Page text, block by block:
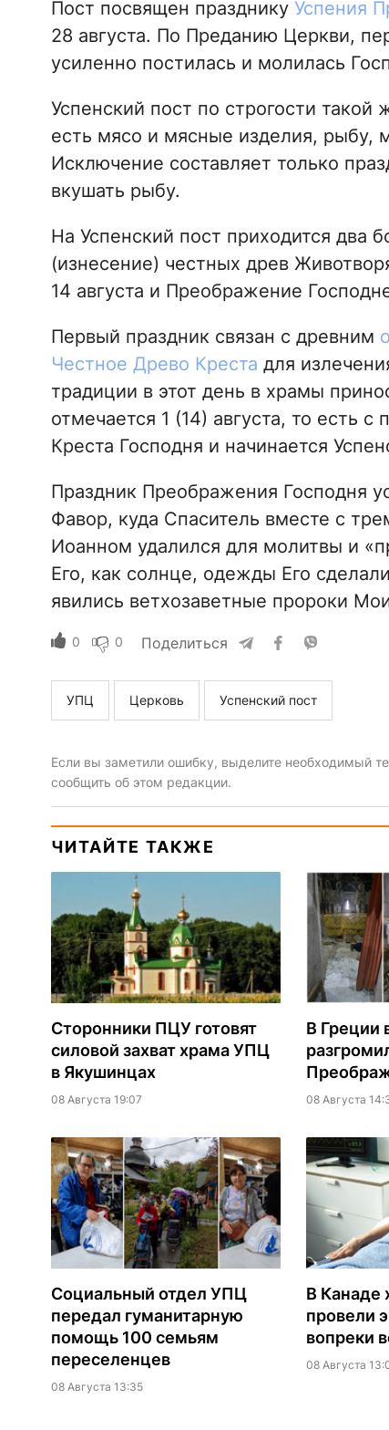
Пост посвящен празднику Успения
28 августа. По Преданию Церкви,
усиленно постилась и молилась
Успенский пост по строгости такой
есть мясо и мясные изделия, рыбу,
Исключение составляет только
вкушать рыбу.
На Успенский пост приходится два
(изнесение) честных древ
14 августа и Преображение
Первый праздник связан с древним
Честное Древо Креста для
традиции в этот день в храмы
отмечается 1 (14) августа, то есть
Креста Господня и начинается
Праздник Преображения Господня
Фавор, куда Спаситель вместе с
Иоанном удалился для молитвы и
Его, как солнце, одежды Его
явились ветхозаветные пророки
0 0 Поделиться
УПЦ Церковь Успенский пост
Если вы заметили ошибку, выделите необходимый
сообщить об этом редакции.
ЧИТАЙТЕ ТАКЖЕ
Сторонники ПЦУ готовят
силовой захват храма УПЦ
в Якушинцах
08 Августа 19:07
В Греции
08 Августа
Социальный отдел УПЦ
передал гуманитарную
помощь 100 семьям
переселенцев
08 Августа 13:35
В Канаде
провели
вопреки
08 Августа